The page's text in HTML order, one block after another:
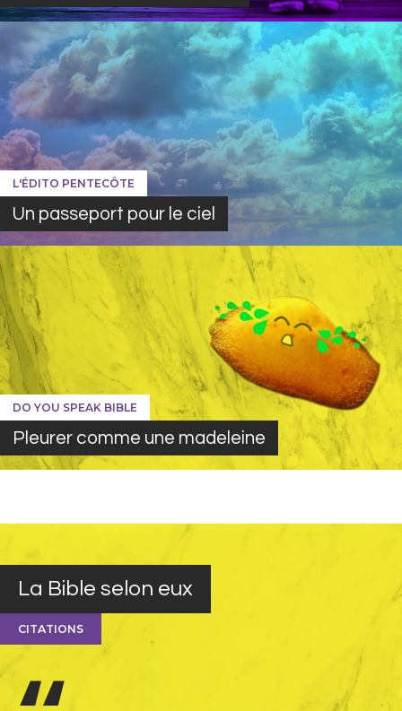
L'ÉDITO PENTECÔTE
Un passeport pour le ciel
DO YOU SPEAK BIBLE
Pleurer comme une madeleine
La Bible selon eux
CITATIONS